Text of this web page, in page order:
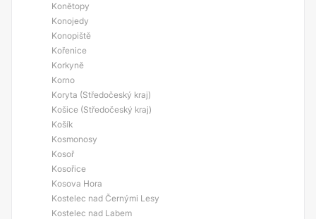
Konětopy
Konojedy
Konopiště
Kořenice
Korkyně
Korno
Koryta (Středočeský kraj)
Košice (Středočeský kraj)
Košík
Kosmonosy
Kosoř
Kosořice
Kosova Hora
Kostelec nad Černými Lesy
Kostelec nad Labem